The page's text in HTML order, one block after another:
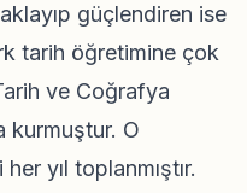
güçlendiren ise
tarih öğretimine çok
ve Coğrafya
kurmuştur. O
yıl toplanmıştır.